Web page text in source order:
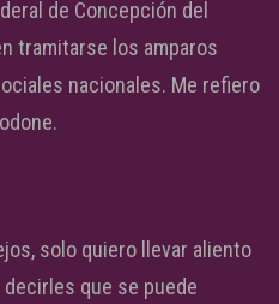
de Concepción del
tramitarse los amparos
nacionales. Me refiero
solo quiero llevar aliento
que se puede